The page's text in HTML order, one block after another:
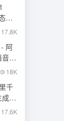
基
17.8K
阿
合
18K
千
基
17.6K